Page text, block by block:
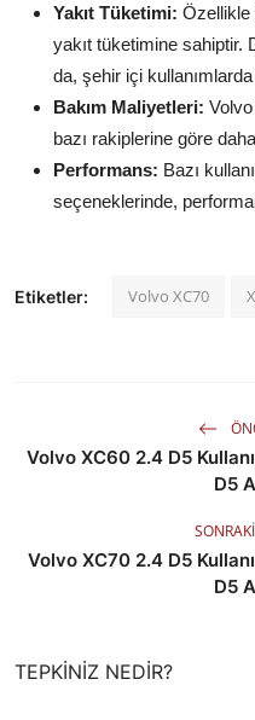
Yakıt Tüketimi: Özellikle
yakıt tüketimine sahiptir.
da, şehir içi
Bakım Maliyetleri:
bazı rakiplerine göre
Performans: Bazı
seçeneklerinde,
Etiketler: Volvo XC70
Volvo XC60 2.4 D5
D5
Volvo XC70 2.4 D5
D5
TEPKINIZ NEDIR?